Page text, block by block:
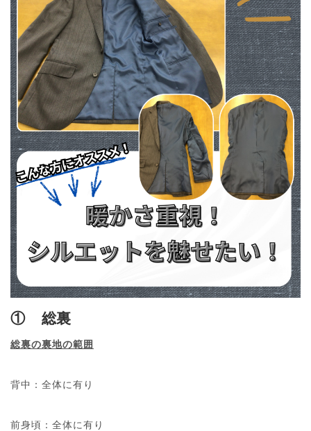
① 総裏
総裏の裏地の範囲
背中：全体に有り
前身頃：全体に有り